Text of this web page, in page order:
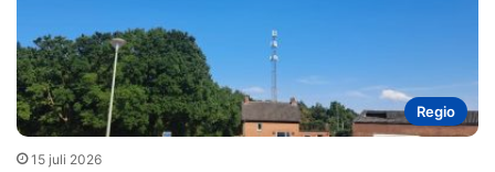
Regio
15 juli 2026